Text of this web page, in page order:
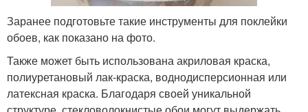
Заранее подготовьте такие инструменты для поклейки
обоев, как показано на фото.
Также может быть использована акриловая краска,
полиуретановый лак-краска, воднодисперсионная или
латексная краска. Благодаря своей уникальной